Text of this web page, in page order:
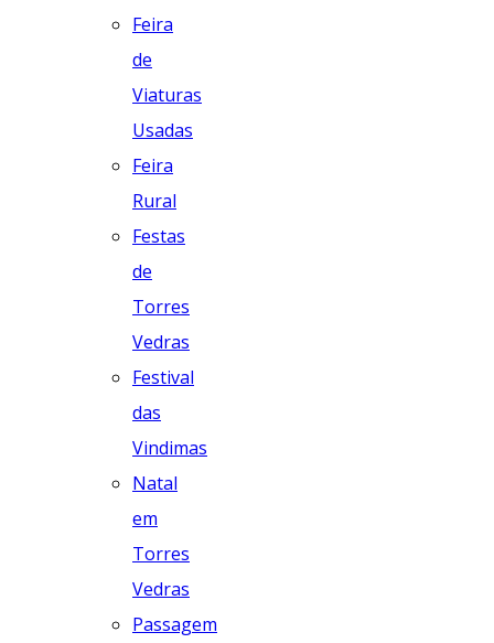
Feira
de
Viaturas
Usadas
Feira
Rural
Festas
de
Torres
Vedras
Festival
das
Vindimas
Natal
em
Torres
Vedras
Passagem